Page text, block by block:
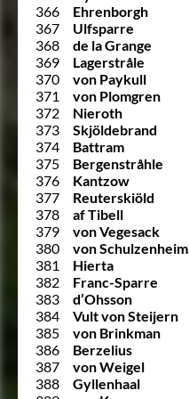
366
Ehrenborgh
367
Ulfsparre
368
de la Grange
369
Lagerstråle
370
von Paykull
371
von Plomgren
372
Nieroth
373
Skjöldebrand
374
Battram
375
Bergenstråhle
376
Kantzow
377
Reuterskiöld
378
af Tibell
379
von Vegesack
380
von Schulzenheim
381
Hierta
382
Franc-Sparre
383
d’Ohsson
384
Vult von Steijern
385
von Brinkman
386
Berzelius
387
von Weigel
388
Gyllenhaal